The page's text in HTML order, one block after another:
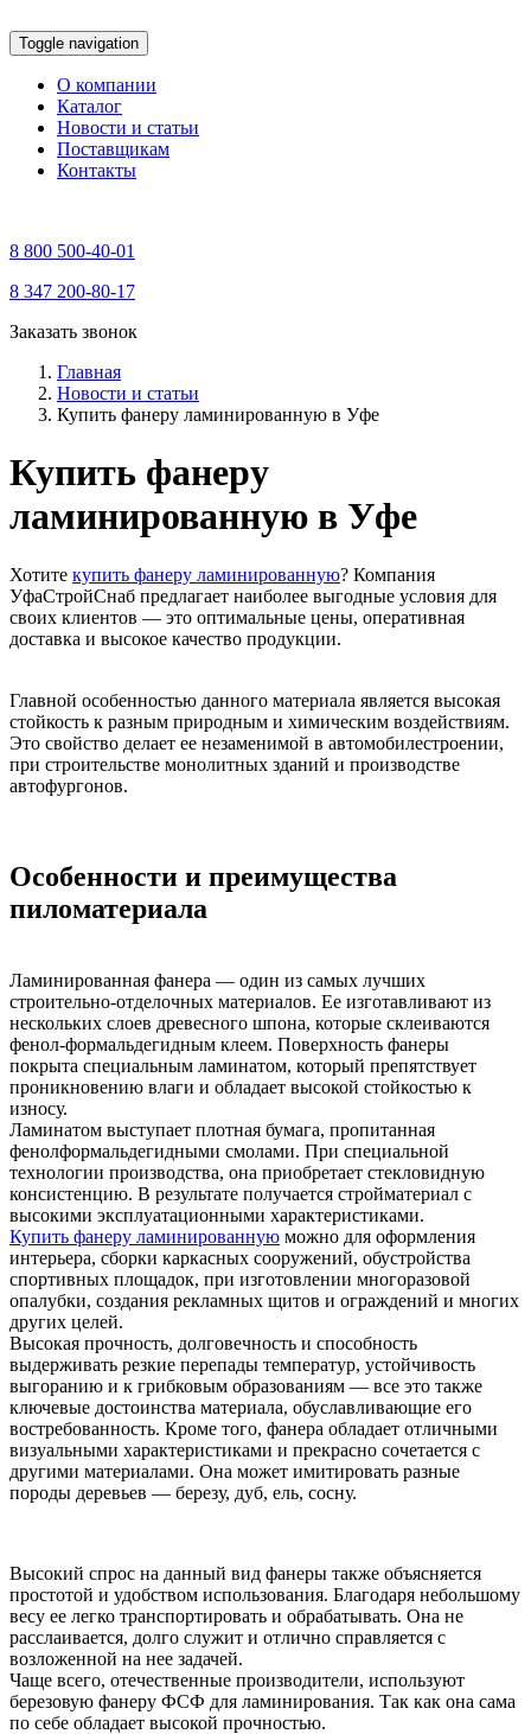
Toggle navigation
О компании
Каталог
Новости и статьи
Поставщикам
Контакты
8 800 500-40-01
8 347 200-80-17
Заказать звонок
Главная
Новости и статьи
Купить фанеру ламинированную в Уфе
Купить фанеру
ламинированную в Уфе
Хотите купить фанеру ламинированную? Компания
УфаСтройСнаб предлагает наиболее выгодные условия для
своих клиентов — это оптимальные цены, оперативная
доставка и высокое качество продукции.
Главной особенностью данного материала является высокая
стойкость к разным природным и химическим воздействиям.
Это свойство делает ее незаменимой в автомобилестроении,
при строительстве монолитных зданий и производстве
автофургонов.
Особенности и преимущества
пиломатериала
Ламинированная фанера — один из самых лучших
строительно-отделочных материалов. Ее изготавливают из
нескольких слоев древесного шпона, которые склеиваются
фенол-формальдегидным клеем. Поверхность фанеры
покрыта специальным ламинатом, который препятствует
проникновению влаги и обладает высокой стойкостью к
износу.
Ламинатом выступает плотная бумага, пропитанная
фенолформальдегидными смолами. При специальной
технологии производства, она приобретает стекловидную
консистенцию. В результате получается стройматериал с
высокими эксплуатационными характеристиками.
Купить фанеру ламинированную можно для оформления
интерьера, сборки каркасных сооружений, обустройства
спортивных площадок, при изготовлении многоразовой
опалубки, создания рекламных щитов и ограждений и многих
других целей.
Высокая прочность, долговечность и способность
выдерживать резкие перепады температур, устойчивость
выгоранию и к грибковым образованиям — все это также
ключевые достоинства материала, обуславливающие его
востребованность. Кроме того, фанера обладает отличными
визуальными характеристиками и прекрасно сочетается с
другими материалами. Она может имитировать разные
породы деревьев — березу, дуб, ель, сосну.
Высокий спрос на данный вид фанеры также объясняется
простотой и удобством использования. Благодаря небольшому
весу ее легко транспортировать и обрабатывать. Она не
расслаивается, долго служит и отлично справляется с
возложенной на нее задачей.
Чаще всего, отечественные производители, используют
березовую фанеру ФСФ для ламинирования. Так как она сама
по себе обладает высокой прочностью.